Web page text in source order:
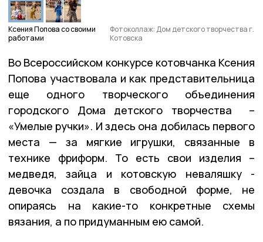
Ксения Попова со своими
работами
Фотоколлаж: Дом детского творчества г.
Котовска
Во Всероссийском конкурсе котовчанка Ксения
Попова участвовала и как представительница
еще одного творческого объединения
городского Дома детского творчества –
«Умелые ручки». И здесь она добилась первого
места — за мягкие игрушки, связанные в
технике фриформ. То есть свои изделия –
медведя, зайца и котовскую неваляшку -
девочка создала в свободной форме, не
опираясь на какие-то конкретные схемы
вязания, а по придуманным ею самой.